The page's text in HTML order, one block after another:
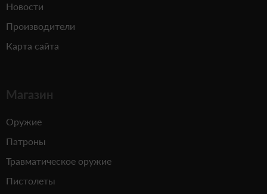
Новости
Производители
Карта сайта
Магазин
Оружие
Патроны
Травматическое оружие
Пистолеты